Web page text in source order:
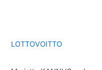
LOTTOVOITTO